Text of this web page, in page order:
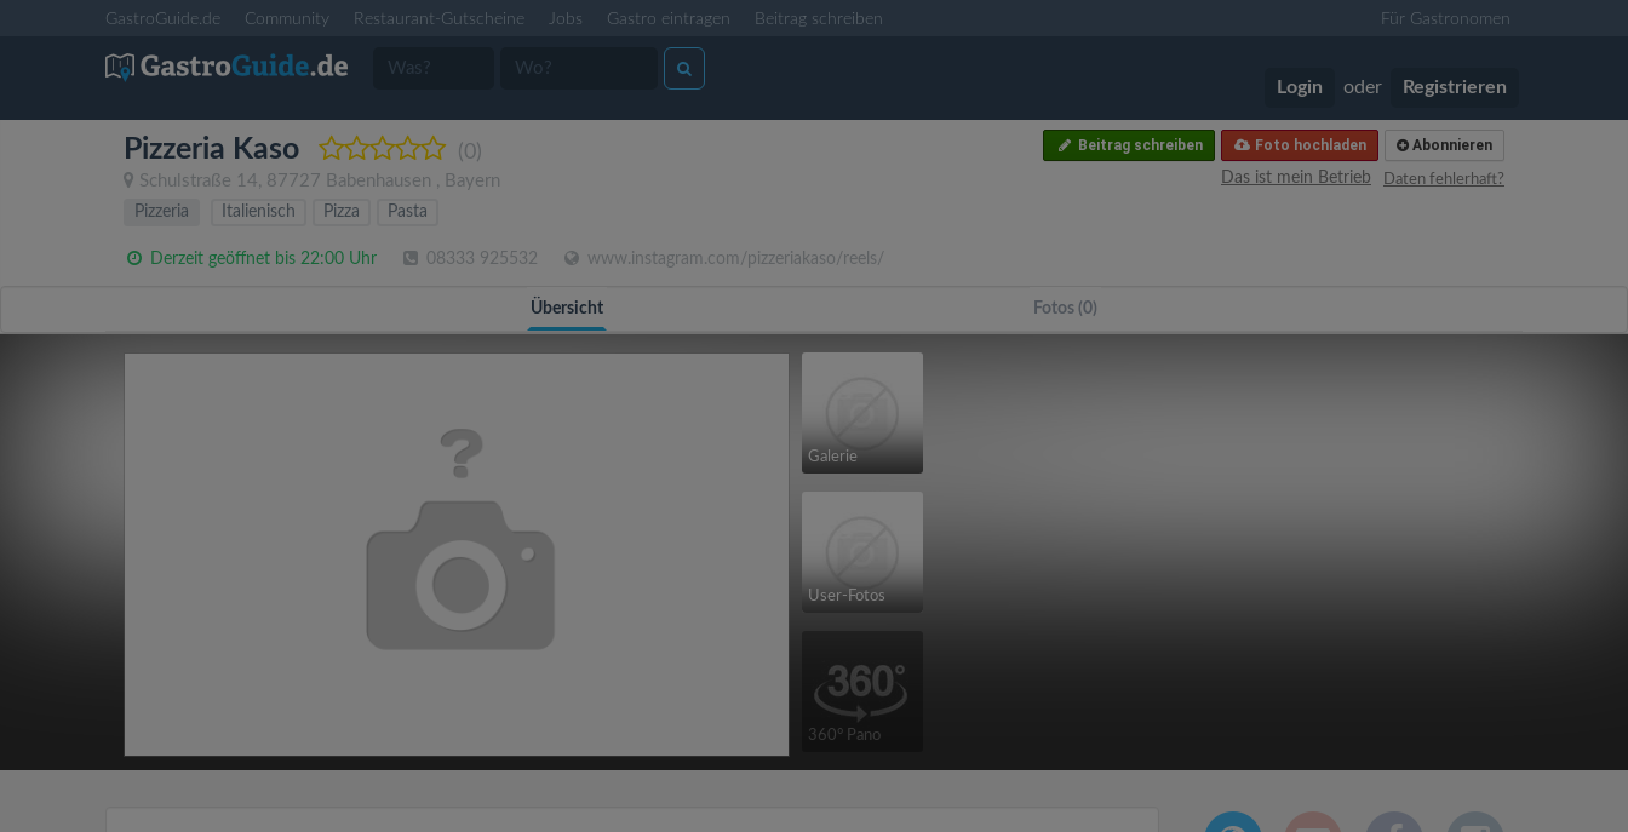
GastroGuide.de Community Restaurant-Gutscheine Jobs Gastro eintragen Beitrag schreiben Für Gastronomen
Login oder Registrieren
Pizzeria Kaso (0)
Schulstraße 14, 87727 Babenhausen , Bayern
Abonnieren
Foto hochladen
Beitrag schreiben
Daten fehlerhaft?
Das ist mein Betrieb
Pizzeria
Italienisch Pizza Pasta
Derzeit geöffnet bis 22:00 Uhr 08333 925532 www.instagram.com/pizzeriakaso/reels/
Übersicht Fotos (0)
Galerie
User-Fotos
360° Pano